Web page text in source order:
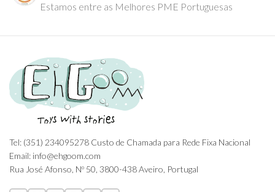
Estamos entre as Melhores PME Portuguesas
Tel: (351) 234095278 Custo de Chamada para Rede Fixa Nacional
Email: info@ehgoom.com
Rua José Afonso, Nº 50, 3800-438 Aveiro, Portugal